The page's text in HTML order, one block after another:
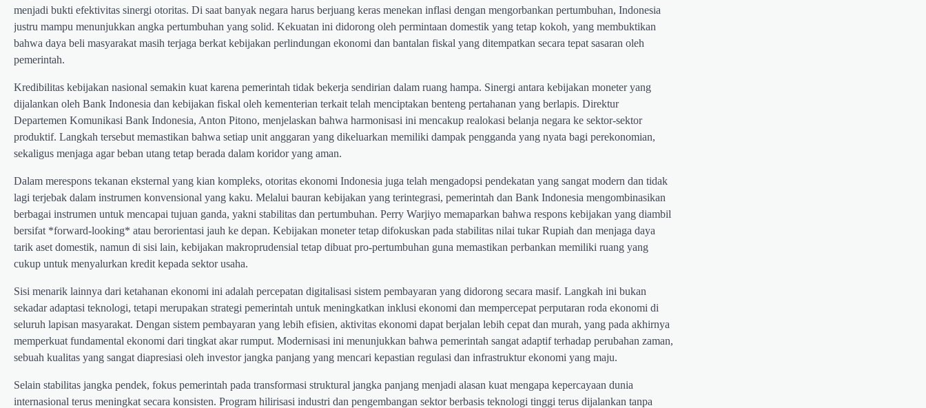
menjadi bukti efektivitas sinergi otoritas. Di saat banyak negara harus berjuang keras menekan inflasi dengan mengorbankan pertumbuhan, Indonesia
justru mampu menunjukkan angka pertumbuhan yang solid. Kekuatan ini didorong oleh permintaan domestik yang tetap kokoh, yang membuktikan
bahwa daya beli masyarakat masih terjaga berkat kebijakan perlindungan ekonomi dan bantalan fiskal yang ditempatkan secara tepat sasaran oleh
pemerintah.
Kredibilitas kebijakan nasional semakin kuat karena pemerintah tidak bekerja sendirian dalam ruang hampa. Sinergi antara kebijakan moneter yang
dijalankan oleh Bank Indonesia dan kebijakan fiskal oleh kementerian terkait telah menciptakan benteng pertahanan yang berlapis. Direktur
Departemen Komunikasi Bank Indonesia, Anton Pitono, menjelaskan bahwa harmonisasi ini mencakup realokasi belanja negara ke sektor-sektor
produktif. Langkah tersebut memastikan bahwa setiap unit anggaran yang dikeluarkan memiliki dampak pengganda yang nyata bagi perekonomian,
sekaligus menjaga agar beban utang tetap berada dalam koridor yang aman.
Dalam merespons tekanan eksternal yang kian kompleks, otoritas ekonomi Indonesia juga telah mengadopsi pendekatan yang sangat modern dan tidak
lagi terjebak dalam instrumen konvensional yang kaku. Melalui bauran kebijakan yang terintegrasi, pemerintah dan Bank Indonesia mengombinasikan
berbagai instrumen untuk mencapai tujuan ganda, yakni stabilitas dan pertumbuhan. Perry Warjiyo memaparkan bahwa respons kebijakan yang diambil
bersifat *forward-looking* atau berorientasi jauh ke depan. Kebijakan moneter tetap difokuskan pada stabilitas nilai tukar Rupiah dan menjaga daya
tarik aset domestik, namun di sisi lain, kebijakan makroprudensial tetap dibuat pro-pertumbuhan guna memastikan perbankan memiliki ruang yang
cukup untuk menyalurkan kredit kepada sektor usaha.
Sisi menarik lainnya dari ketahanan ekonomi ini adalah percepatan digitalisasi sistem pembayaran yang didorong secara masif. Langkah ini bukan
sekadar adaptasi teknologi, tetapi merupakan strategi pemerintah untuk meningkatkan inklusi ekonomi dan mempercepat perputaran roda ekonomi di
seluruh lapisan masyarakat. Dengan sistem pembayaran yang lebih efisien, aktivitas ekonomi dapat berjalan lebih cepat dan murah, yang pada akhirnya
memperkuat fundamental ekonomi dari tingkat akar rumput. Modernisasi ini menunjukkan bahwa pemerintah sangat adaptif terhadap perubahan zaman,
sebuah kualitas yang sangat diapresiasi oleh investor jangka panjang yang mencari kepastian regulasi dan infrastruktur ekonomi yang maju.
Selain stabilitas jangka pendek, fokus pemerintah pada transformasi struktural jangka panjang menjadi alasan kuat mengapa kepercayaan dunia
internasional terus meningkat secara konsisten. Program hilirisasi industri dan pengembangan sektor berbasis teknologi tinggi terus dijalankan tanpa